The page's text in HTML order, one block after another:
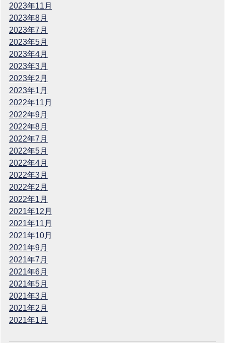
2023年11月
2023年8月
2023年7月
2023年5月
2023年4月
2023年3月
2023年2月
2023年1月
2022年11月
2022年9月
2022年8月
2022年7月
2022年5月
2022年4月
2022年3月
2022年2月
2022年1月
2021年12月
2021年11月
2021年10月
2021年9月
2021年7月
2021年6月
2021年5月
2021年3月
2021年2月
2021年1月